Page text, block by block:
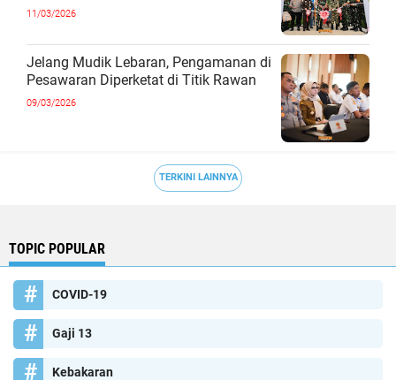
11/03/2026
Jelang Mudik Lebaran, Pengamanan di
Pesawaran Diperketat di Titik Rawan
09/03/2026
TERKINI LAINNYA
TOPIC POPULAR
COVID-19
Gaji 13
Kebakaran